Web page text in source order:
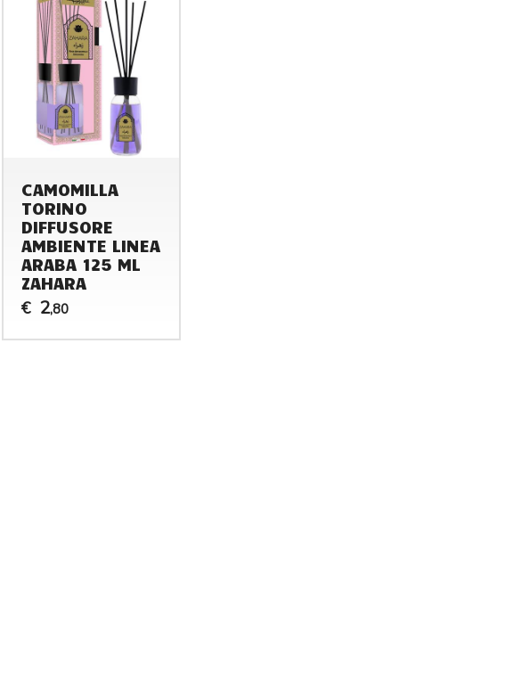
CAMOMILLA
TORINO
DIFFUSORE
AMBIENTE LINEA
ARABA 125 ML
ZAHARA
€ 2,80